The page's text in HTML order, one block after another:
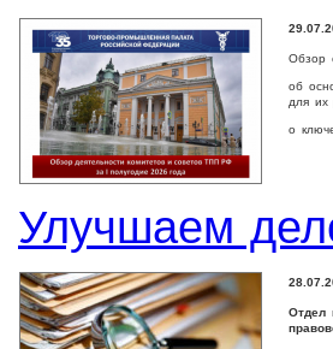
Обзор
об
для их
о
Улучшаем
Отдел